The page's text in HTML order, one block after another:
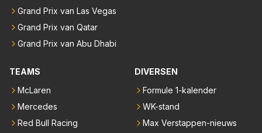
Grand Prix van Las Vegas
Grand Prix van Qatar
Grand Prix van Abu Dhabi
TEAMS
McLaren
Mercedes
Red Bull Racing
DIVERSEN
Formule 1-kalender
WK-stand
Max Verstappen-nieuws